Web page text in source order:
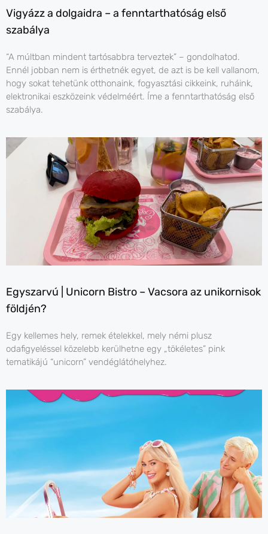
Vigyázz a dolgaidra – a fenntarthatóság első
szabálya
“A múltban mindent tartósabbra terveztek” – gondolhatod.
Ennél jobban nem is érthetnék egyet, de azt is be kell vallanom,
hogy sokat tehetünk otthonaink, fogyasztási cikkeink, ruháink,
elektronikai eszközeink védelméért. Íme a fenntarthatóság első
szabálya.
Egyszarvú | Unicorn Bistro – Vacsora az unikornisok
földjén?
Egy kellemes hely, remek ételekkel, mely némi plusz
odafigyeléssel közelebb kerülhetne egy „tökéletes” pink
tematikájú “unicorn” vendéglátóhelyhez.